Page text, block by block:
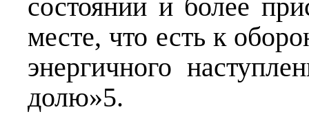
состоянии и более
месте, что есть к
энергичного
долю»5.